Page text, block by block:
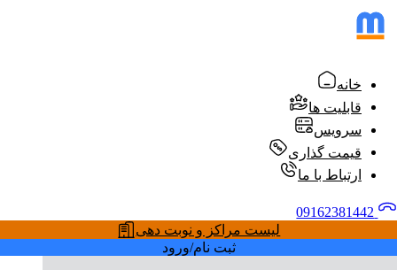
خانه
قابلیت ها
سرویس
قیمت گذاری
ارتباط با ما
لیست مراکز و نوبت دهی
ثبت نام/ورود